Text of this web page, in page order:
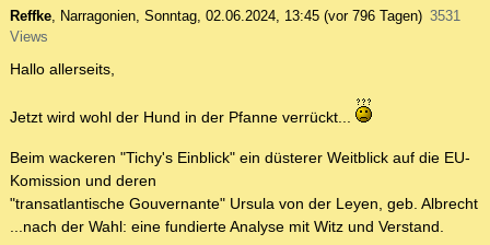
Reffke, Narragonien, Sonntag, 02.06.2024, 13:45 (vor 796 Tagen) 3531
Views
Hallo allerseits,
Jetzt wird wohl der Hund in der Pfanne verrückt...
Beim wackeren "Tichy's Einblick" ein düsterer Weitblick auf die EU-
Komission und deren
"transatlantische Gouvernante" Ursula von der Leyen, geb. Albrecht
...nach der Wahl: eine fundierte Analyse mit Witz und Verstand.